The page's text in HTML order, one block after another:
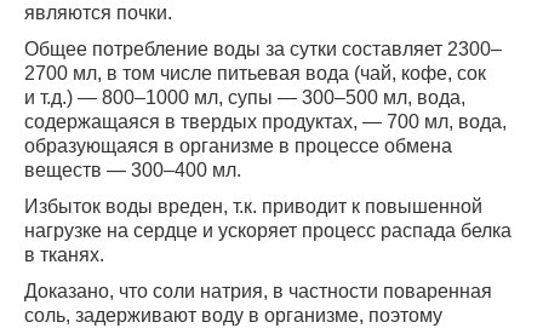
являются почки.
Общее потребление воды за сутки составляет 2300–
2700 мл, в том числе питьевая вода (чай, кофе, сок
и т.д.) — 800–1000 мл, супы — 300–500 мл, вода,
содержащаяся в твердых продуктах, — 700 мл, вода,
образующаяся в организме в процессе обмена
веществ — 300–400 мл.
Избыток воды вреден, т.к. приводит к повышенной
нагрузке на сердце и ускоряет процесс распада белка
в тканях.
Доказано, что соли натрия, в частности поваренная
соль, задерживают воду в организме, поэтому